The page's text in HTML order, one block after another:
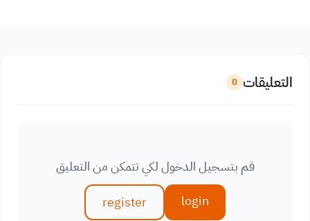
التعليقات 0
قم بتسجيل الدخول لكي تتمكن من التعليق
login
register